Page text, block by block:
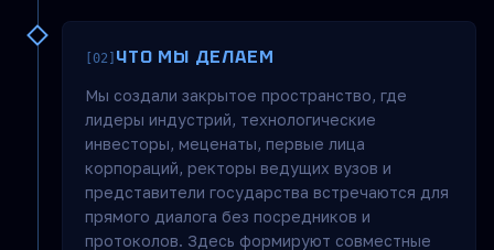
[02] ЧТО МЫ ДЕЛАЕМ
Мы создали закрытое пространство, где
лидеры индустрий, технологические
инвесторы, меценаты, первые лица
корпораций, ректоры ведущих вузов и
представители государства встречаются для
прямого диалога без посредников и
протоколов. Здесь формируют совместные